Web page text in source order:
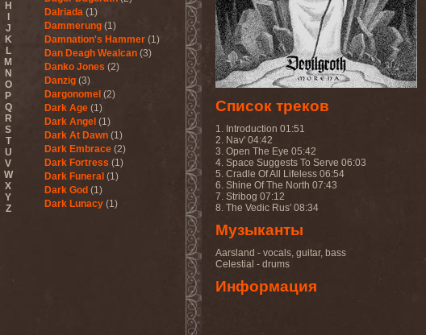
H
J
K
L
M
N
O
P
Q
R
S
T
U
V
W
X
Y
Z
Dalriada (1)
Dammerung (1)
Damnation's Hammer (1)
Dan Deagh Wealcan (3)
Danko Jones (2)
Danzig (3)
Dargonomel (2)
Dark Age (1)
Dark Angel (1)
Dark At Dawn (1)
Dark Embrace (2)
Dark Fortress (1)
Dark Funeral (1)
Dark God (1)
Dark Lunacy (1)
Список треков
1. Introduction 01:51
2. Nav' 04:42
3. Open The Eye 05:42
4. Space Suggests To Serve 06:03
5. Cradle Of All Lifeless 06:54
6. Shine Of The North 07:43
7. Stribog 07:12
8. The Vedic Rus' 08:34
Музыканты
Aarsland - vocals, guitar, bass
Celestial - drums
Информация